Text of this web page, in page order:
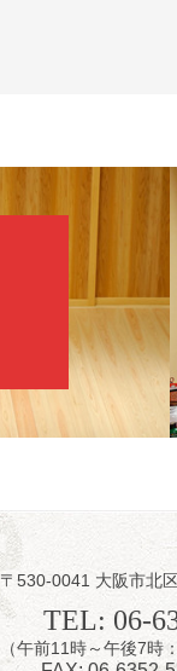
朝
第98回 桂慶
桂慶枝「KCスト
開演：午前10時
前売2,000円 当
お問合せ：落語
昼席：番組案
桂二豆／露の瑞
★菟道亭
〒530-0041 大阪市北
TEL: 06-
（午前11時～午後7